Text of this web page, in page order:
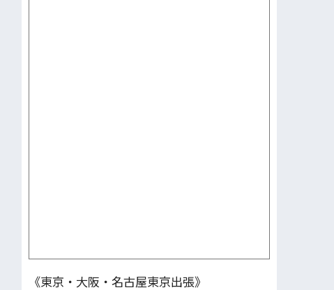
《東京・大阪・名古屋東京出張》